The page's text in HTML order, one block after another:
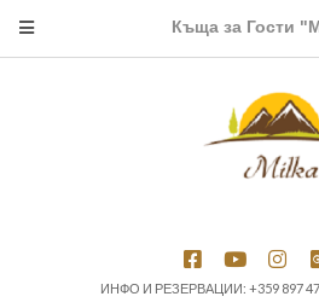
Къща за Гости
ИНФО И РЕЗЕРВАЦИИ: +359 897